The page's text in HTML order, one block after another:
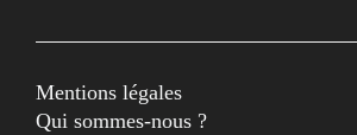
Mentions légales
Qui sommes-nous ?